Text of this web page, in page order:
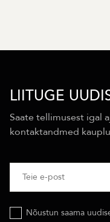
LIITUGE
Saate tellimusest igal
kontaktandmed
Nõustun saama